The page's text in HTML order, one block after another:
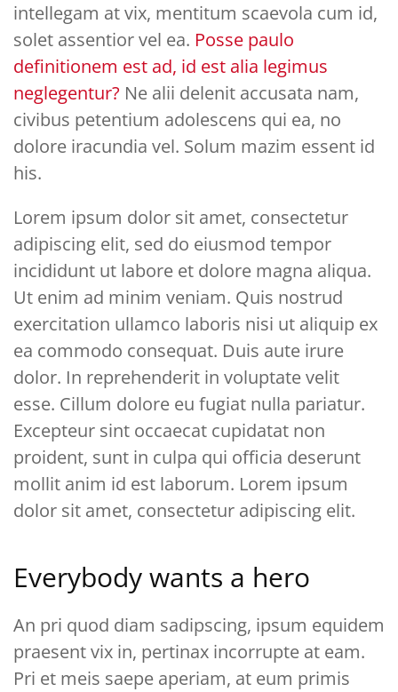
intellegam at vix, mentitum scaevola cum id,
solet assentior vel ea. Posse paulo
definitionem est ad, id est alia legimus
neglegentur? Ne alii delenit accusata nam,
civibus petentium adolescens qui ea, no
dolore iracundia vel. Solum mazim essent id
his.
Lorem ipsum dolor sit amet, consectetur
adipiscing elit, sed do eiusmod tempor
incididunt ut labore et dolore magna aliqua.
Ut enim ad minim veniam. Quis nostrud
exercitation ullamco laboris nisi ut aliquip ex
ea commodo consequat. Duis aute irure
dolor. In reprehenderit in voluptate velit
esse. Cillum dolore eu fugiat nulla pariatur.
Excepteur sint occaecat cupidatat non
proident, sunt in culpa qui officia deserunt
mollit anim id est laborum. Lorem ipsum
dolor sit amet, consectetur adipiscing elit.
Everybody wants a hero
An pri quod diam sadipscing, ipsum equidem
praesent vix in, pertinax incorrupte at eam.
Pri et meis saepe aperiam, at eum primis